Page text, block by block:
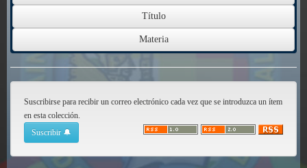
Suscribirse para recibir un correo electrónico cada vez que se introduzca un ítem
en esta colección.